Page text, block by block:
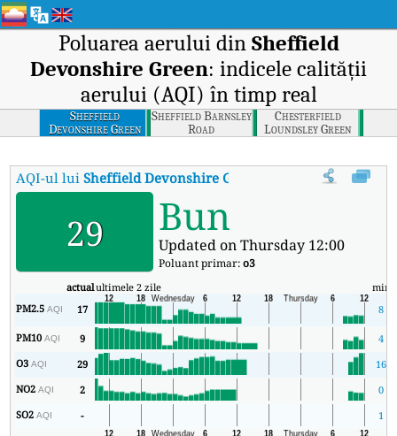
Poluarea aerului din Sheffield
Devonshire Green: indicele calității
aerului (AQI) în timp real
Sheffield
Devonshire Green
Sheffield Barnsley
Road
Chesterfield
Loundsley Green
AQI-ul luiSheffield Devonshire Green Indicele calității aerului
29 Bun
Updated on Thursday 12:00
Poluant primar:o3
actualultimele 2 zile min
PM2.5AQI 17 8
PM10AQI 9
4
O3AQI 29
16
NO2AQI 2
0
SO2AQI - 1